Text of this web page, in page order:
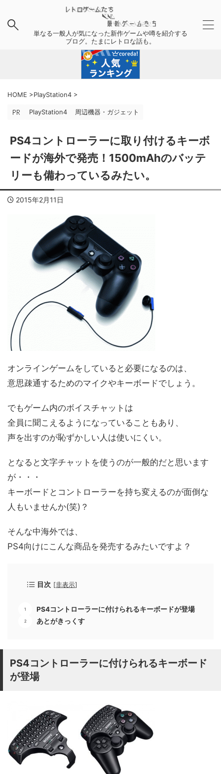
単なる一般人が気になった新作ゲームや噂を紹介する
ブログ。たまにレトロな話も。
HOME >PlayStation4 >
PlayStation4 周辺機器・ガジェット
PS4コントローラーに取り付けるキーボ
ードが海外で発売！1500mAhのバッテ
リーも備わっているみたい。
2015年2月11日
オンラインゲームをしていると必要になるのは、
意思疎通するためのマイクやキーボードでしょう。
でもゲーム内のボイスチャットは
全員に聞こえるようになっていることもあり、
声を出すのが恥ずかしい人は使いにくい。
となると文字チャットを使うのが一般的だと思います
が・・・
キーボードとコントローラーを持ち変えるのが面倒な
人もいませんか(笑)？
そんな中海外では、
PS4向けにこんな商品を発売するみたいですよ？
目次 [非表示]
PS4コントローラーに付けられるキーボードが登場
あとがきっくす
PS4コントローラーに付けられるキーボード
が登場